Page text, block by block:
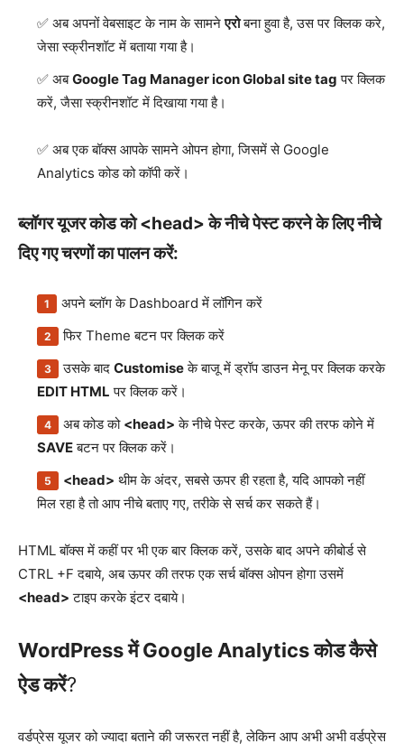
अब अपनों वेबसाइट के नाम के सामनेएरोबना हुवा है, उस पर क्लिक करे,
जेसा स्क्रीनशॉट में बताया गया है।
अबGoogle Tag Manager icon Global site tag पर क्लिक
करें, जैसा स्क्रीनशॉट में दिखाया गया है।
अब एक बॉक्स आपके सामने ओपन होगा, जिसमें से Google
Analytics कोड को कॉपी करें।
ब्लॉगर यूजर कोड को <head> के नीचे पेस्ट करने के लिए नीचे
दिए गए चरणों का पालन करें:
अपने ब्लॉग के Dashboard में लॉगिन करें
फिर Theme बटन पर क्लिक करें
उसके बाद Customiseके बाजू में ड्रॉप डाउन मेनू पर क्लिक करके
EDIT HTML पर क्लिक करें।
अब कोड को <head> के नीचे पेस्ट करके, ऊपर की तरफ कोने में
SAVEबटन पर क्लिक करें।
<head> थीम के अंदर, सबसे ऊपर ही रहता है, यदि आपको नहीं
मिल रहा है तो आप नीचे बताए गए, तरीके से सर्च कर सकते हैं।
HTML बॉक्स में कहीं पर भी एक बार क्लिक करें, उसके बाद अपने कीबोर्ड से
CTRL +F दबाये, अब ऊपर की तरफ एक सर्च बॉक्स ओपन होगा उसमें
<head> टाइप करके इंटर दबाये।
WordPress में Google Analytics कोड कैसे
ऐड करें?
वर्डप्रेस यूजर को ज्यादा बताने की जरूरत नहीं है, लेकिन आप अभी अभी वर्डप्रेस